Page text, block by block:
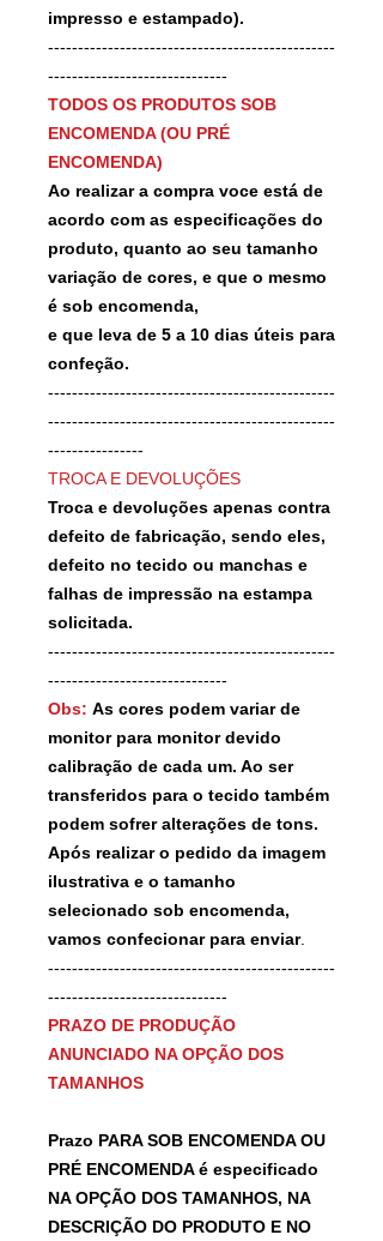
impresso e estampado).
------------------------------------------------
------------------------------
TODOS OS PRODUTOS SOB
ENCOMENDA (OU PRÉ
ENCOMENDA)
Ao realizar a compra voce está de
acordo com as especificações do
produto, quanto ao seu tamanho
variação de cores, e que o mesmo
é sob encomenda,
e que leva de 5 a 10 dias úteis para
confeção.
------------------------------------------------
------------------------------------------------
----------------
TROCA E DEVOLUÇÕES
Troca e devoluções apenas contra
defeito de fabricação, sendo eles,
defeito no tecido ou manchas e
falhas de impressão na estampa
solicitada.
------------------------------------------------
------------------------------
Obs: As cores podem variar de
monitor para monitor devido
calibração de cada um. Ao ser
transferidos para o tecido também
podem sofrer alterações de tons.
Após realizar o pedido da imagem
ilustrativa e o tamanho
selecionado sob encomenda,
vamos confecionar para enviar.
------------------------------------------------
------------------------------
PRAZO DE PRODUÇÃO
ANUNCIADO NA OPÇÃO DOS
TAMANHOS
Prazo PARA SOB ENCOMENDA OU
PRÉ ENCOMENDA é especificado
NA OPÇÃO DOS TAMANHOS, NA
DESCRIÇÃO DO PRODUTO E NO